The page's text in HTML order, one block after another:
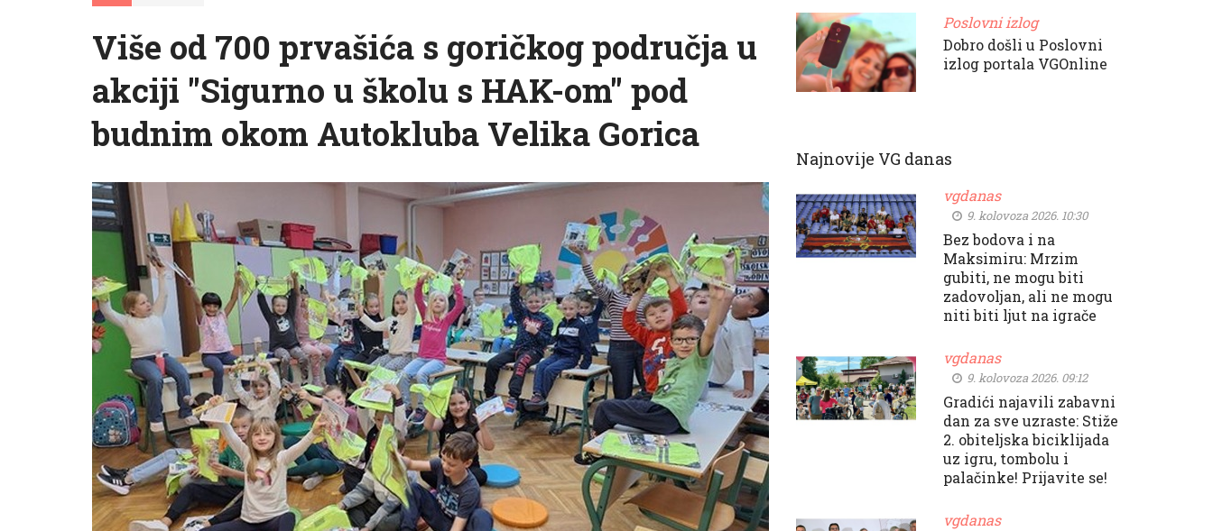
Više od 700 prvašića s goričkog područja u
akciji "Sigurno u školu s HAK-om" pod
budnim okom Autokluba Velika Gorica
Poslovni izlog
Dobro došli u Poslovni
izlog portala VGOnline
Najnovije VG danas
vgdanas
9. kolovoza 2026. 10:30
Bez bodova i na
Maksimiru: Mrzim
gubiti, ne mogu biti
zadovoljan, ali ne mogu
niti biti ljut na igrače
vgdanas
9. kolovoza 2026. 09:12
Gradići najavili zabavni
dan za sve uzraste: Stiže
2. obiteljska biciklijada
uz igru, tombolu i
palačinke! Prijavite se!
vgdanas